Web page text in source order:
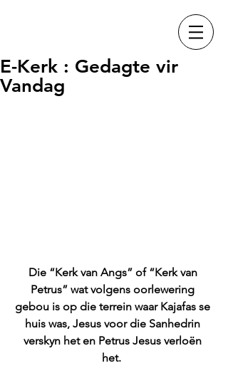
E-Kerk : Gedagte vir
Vandag
Die “Kerk van Angs” of “Kerk van
Petrus” wat volgens oorlewering
gebou is op die terrein waar Kajafas se
huis was, Jesus voor die Sanhedrin
verskyn het en Petrus Jesus verloën
het.